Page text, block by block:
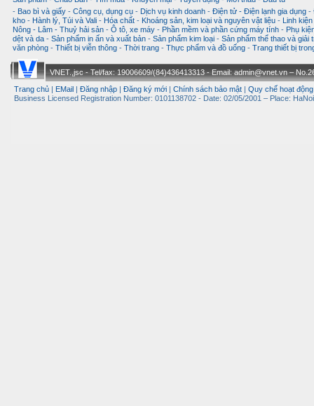
- Bao bì và giấy - Công cụ, dụng cụ - Dịch vụ kinh doanh - Điện tử - Điện lạnh gia dụng -
kho - Hành lý, Túi và Vali - Hóa chất - Khoáng sản, kim loại và nguyên vật liệu -
Linh
Nông - Lâm - Thuỷ hải sản - Ô tô, xe máy - Phần mềm và phần cứng máy tính - Phụ
dệt và da - Sản phẩm in ấn và xuất bản - Sản phẩm kim loại - Sản phẩm thể thao và giải
văn phòng - Thiết bị viễn thông - Thời trang - Thực phẩm và đồ uống - Trang thiết bị
VNET.,jsc - Tel/fax: 19006609/(84)436413313 - Email: admin@vnet.vn –
Trang chủ
EMail Đăng nhập Đăng ký mới Chính sách bảo mật Quy chế hoạt động
Business Licensed Registration Number: 0101138702 - Date: 02/05/2001 – Place: